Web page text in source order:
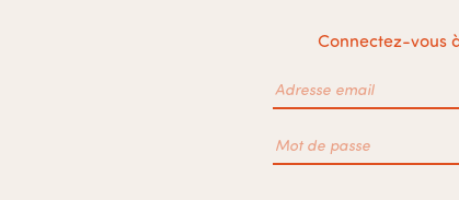
Connectez-vous